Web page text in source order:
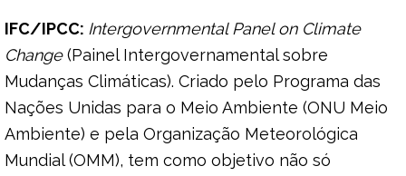
IFC/IPCC: Intergovernmental Panel on Climate
Change(Painel Intergovernamental sobre
Mudanças Climáticas). Criado pelo Programa das
Nações Unidas para o Meio Ambiente (ONU Meio
Ambiente) e pela Organização Meteorológica
Mundial (OMM), tem como objetivo não só